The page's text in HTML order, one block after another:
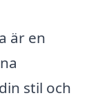
är en
stil och